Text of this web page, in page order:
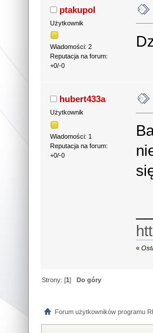
ptakupol
Użytkownik
Wiadomości: 2
Reputacja na forum:
+0/-0
hubert433a
Użytkownik
Wiadomości: 1
Reputacja na forum:
+0/-0
«
Strony: [1]Do góry
Forum użytkowników programu